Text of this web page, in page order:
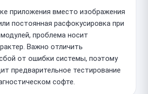
приложения вместо изображения
постоянная расфокусировка при
проблема носит
Важно отличить
от ошибки системы, поэтому
предварительное тестирование
софте.